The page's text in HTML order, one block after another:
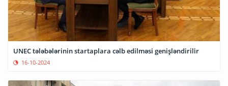
UNEC tələbələrinin startaplara cəlb edilməsi genişləndirilir
16-10-2024